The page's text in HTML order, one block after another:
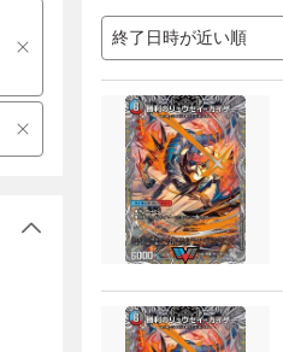
終了日時が近い順